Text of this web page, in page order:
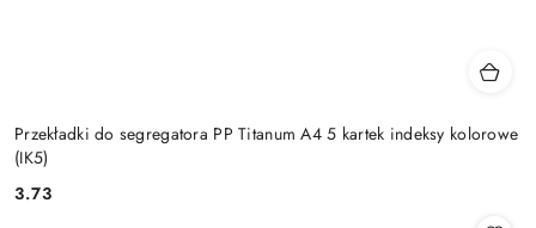
Przekładki do segregatora PP Titanum A4 5 kartek indeksy kolorowe
(IK5)
Cena:
3.73